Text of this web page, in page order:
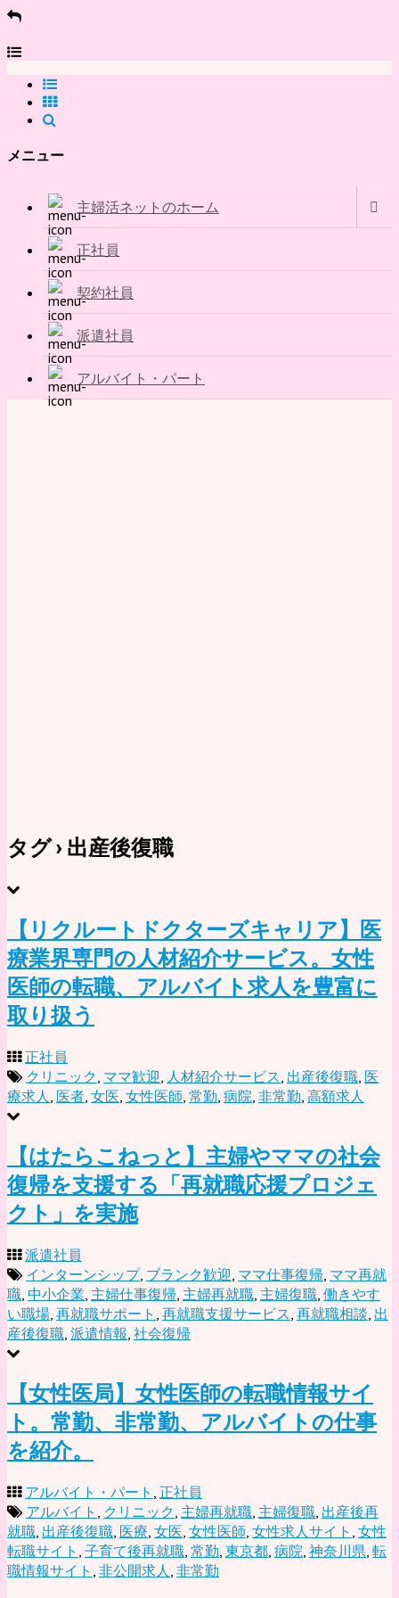
メニュー
主婦活ネットのホーム
正社員
契約社員
派遣社員
アルバイト・パート
タグ › 出産後復職
【リクルートドクターズキャリア】医
療業界専門の人材紹介サービス。女性
医師の転職、アルバイト求人を豊富に
取り扱う
正社員
クリニック, ママ歓迎, 人材紹介サービス, 出産後復職, 医
療求人, 医者, 女医, 女性医師, 常勤, 病院, 非常勤, 高額求人
【はたらこねっと】主婦やママの社会
復帰を支援する「再就職応援プロジェ
クト」を実施
派遣社員
インターンシップ, ブランク歓迎 ママ仕事復帰 ママ再就
職 中小企業 主婦仕事復帰 主婦再就職 主婦復職 働きやす
い職場 再就職サポート 再就職支援サービス 再就職相談 出
産後復職 派遣情報 社会復帰
【女性医局】女性医師の転職情報サイ
ト。常勤、非常勤、アルバイトの仕事
を紹介。
アルバイト・パート 正社員
アルバイト
クリニック 主婦再就職 主婦復職 出産後再
就職 出産後復職 医療 女医 女性医師 女性求人サイト 女性
転職サイト 子育て後再就職 常勤 東京都 病院 神奈川県 転
職情報サイト 非公開求人 非常勤